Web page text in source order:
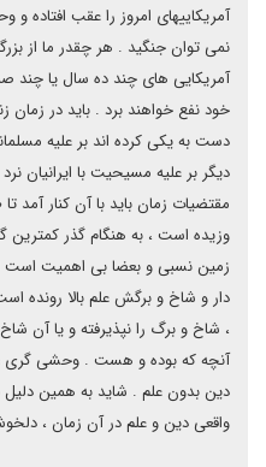
آمریکاییهای امروز را عقب افتاده
نمی توان جنگید . هر چقدر ما از
آمریکایی های چند ده سال یا چند
خود نفع خواهند برد . باید در
دست به یکی کرده اند بر علیه
دیگر بر علیه مسیحیت با
مقتضیات زمان باید با آن کنار آمد
وزیده است ، به هنگام گذر کمترین
زمین نسبی و بعضا بی اهمیت است
دار و شاخ و برگش علم بالا رونده
، شاخ و برگ را نپذیرفته و یا آن
آنچه که بوده و هست . وحشی گری
دین بدون علم . شاید به همین
واقعی دین و علم در آن زمان ،